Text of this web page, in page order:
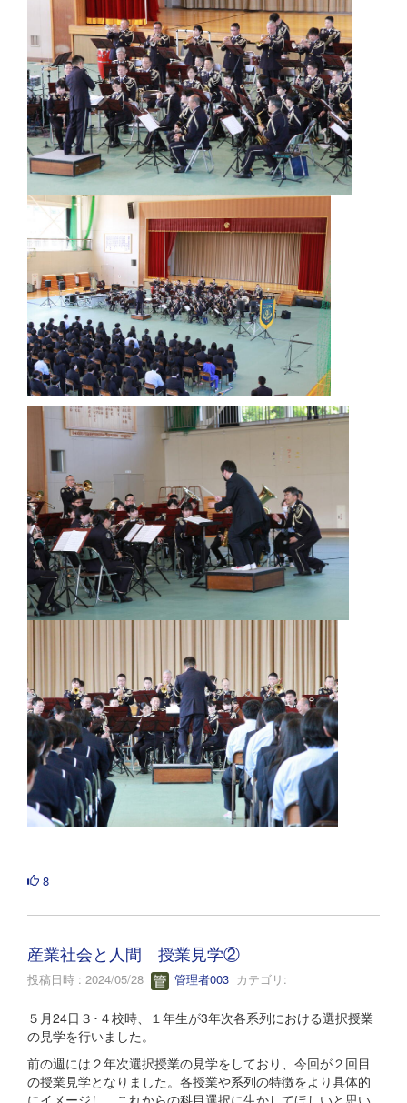
8
産業社会と人間 授業見学②
投稿日時 : 2024/05/28 管理者003 カテゴリ:
５月24日３･４校時、１年生が3年次各系列における選択授業
の見学を行いました。
前の週には２年次選択授業の見学をしており、今回が２回目
の授業見学となりました。各授業や系列の特徴をより具体的
にイメージし、これからの科目選択に生かしてほしいと思い